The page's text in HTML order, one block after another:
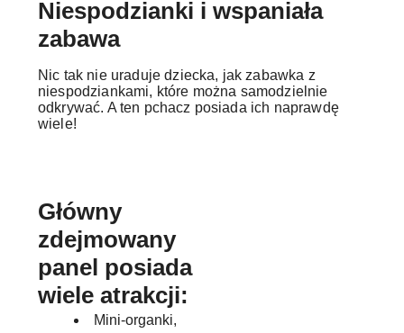
Niespodzianki i wspaniała
zabawa
Nic tak nie uraduje dziecka, jak zabawka z
niespodziankami, które można samodzielnie
odkrywać. A ten pchacz posiada ich naprawdę
wiele!
Główny
zdejmowany
panel posiada
wiele atrakcji:
Mini-organki,